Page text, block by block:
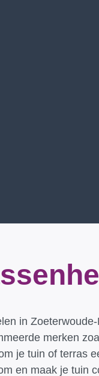
in
merken
je tuin of terras
en maak je tuin